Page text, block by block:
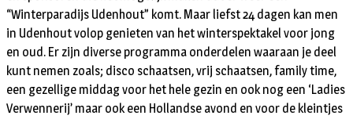
“Winterparadijs Udenhout” komt. Maar liefst 24 dagen kan men
in Udenhout volop genieten van het winterspektakel voor jong
en oud. Er zijn diverse programma onderdelen waaraan je deel
kunt nemen zoals; disco schaatsen, vrij schaatsen, family time,
een gezellige middag voor het hele gezin en ook nog een ‘Ladies
Verwennerij’ maar ook een Hollandse avond en voor de kleintjes